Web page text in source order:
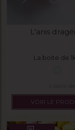
L'anis
La boite de
VOIR LE